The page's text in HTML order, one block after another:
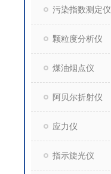
污染指数测定仪
颗粒度分析仪
煤油烟点仪
阿贝尔折射仪
应力仪
指示旋光仪